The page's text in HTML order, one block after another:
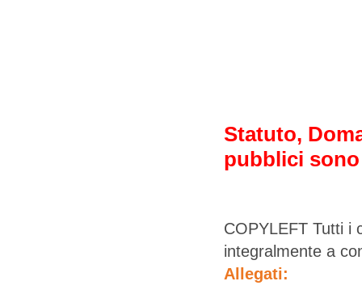
Statuto,
pubblici
COPYLEFT Tutti i
integralmente a
Allegati: